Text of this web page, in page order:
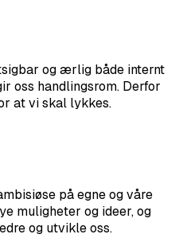
og ærlig både internt
oss handlingsrom. Derfor
at vi skal lykkes.
på egne og våre
muligheter og ideer, og
og utvikle oss.